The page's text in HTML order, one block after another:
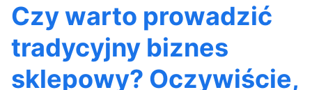
Czy warto prowadzić
tradycyjny biznes
sklepowy? Oczywiście,